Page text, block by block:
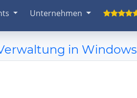
Unternehmen
in Windows